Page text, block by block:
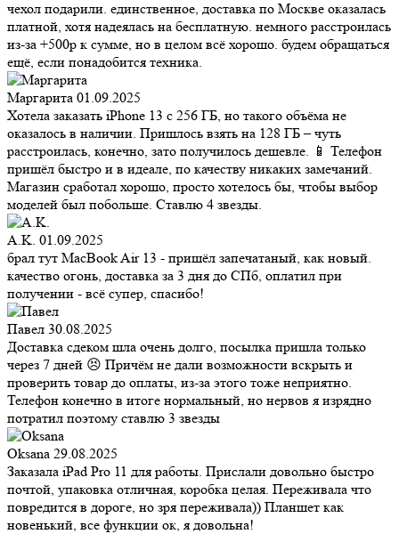
чехол подарили. единственное, доставка по Москве оказалась
платной, хотя надеялась на бесплатную. немного расстроилась
из-за +500р к сумме, но в целом всё хорошо. будем обращаться
ещё, если понадобится техника.
Маргарита 01.09.2025
Хотела заказать iPhone 13 с 256 ГБ, но такого объёма не
оказалось в наличии. Пришлось взять на 128 ГБ – чуть
расстроилась, конечно, зато получилось дешевле. 📱 Телефон
пришёл быстро и в идеале, по качеству никаких замечаний.
Магазин сработал хорошо, просто хотелось бы, чтобы выбор
моделей был побольше. Ставлю 4 звезды.
A.K. 01.09.2025
брал тут MacBook Air 13 - пришёл запечатаный, как новый.
качество огонь, доставка за 3 дня до СПб, оплатил при
получении - всё супер, спасибо!
Павел 30.08.2025
Доставка сдеком шла очень долго, посылка пришла только
через 7 дней 😣 Причём не дали возможности вскрыть и
проверить товар до оплаты, из-за этого тоже неприятно.
Телефон конечно в итоге нормальный, но нервов я изрядно
потратил поэтому ставлю 3 звезды
Oksana 29.08.2025
Заказала iPad Pro 11 для работы. Прислали довольно быстро
почтой, упаковка отличная, коробка целая. Переживала что
повредится в дороге, но зря переживала)) Планшет как
новенький, все функции ок, я довольна!